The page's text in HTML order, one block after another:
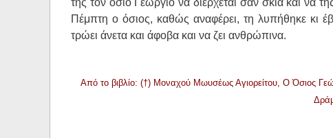
της τον όσιο Γεώργιο να διέρχεται σαν σκιά και να
Πέμπτη ο όσιος, καθώς αναφέρει, τη λυπήθηκε κι
τρώει άνετα και άφοβα και να ζει ανθρώπινα.
Από το βιβλίο: (†) Μοναχού Μωυσέως Αγιορείτου, Ο Όσιος